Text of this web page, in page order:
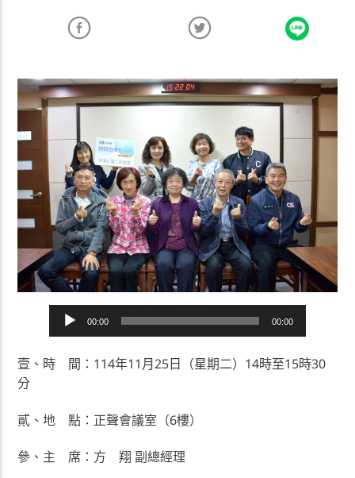
訊
放
00:00 00:00
壹、時 間：114年11月25日（星期二）14時至15時30
分
貳、地 點：正聲會議室（6樓）
參、主 席：方 翔 副總經理